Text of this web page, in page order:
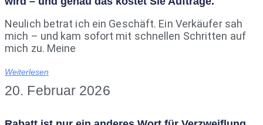
Neulich betrat ich ein Geschäft. Ein Verkäufer sah
mich – und kam sofort mit schnellen Schritten auf
mich zu. Meine
Weiterlesen
20. Februar 2026